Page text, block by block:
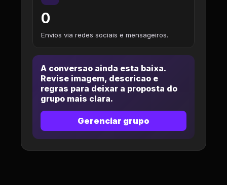
0
Envios via redes sociais e mensageiros.
A conversao ainda esta baixa.
Revise imagem, descricao e
regras para deixar a proposta do
grupo mais clara.
Gerenciar grupo